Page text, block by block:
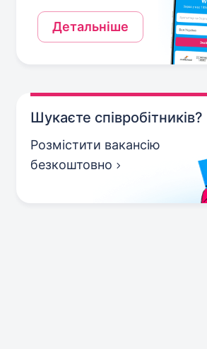
Детальніше
Шукаєте співробітників?
Розмістити вакансію
безкоштовно